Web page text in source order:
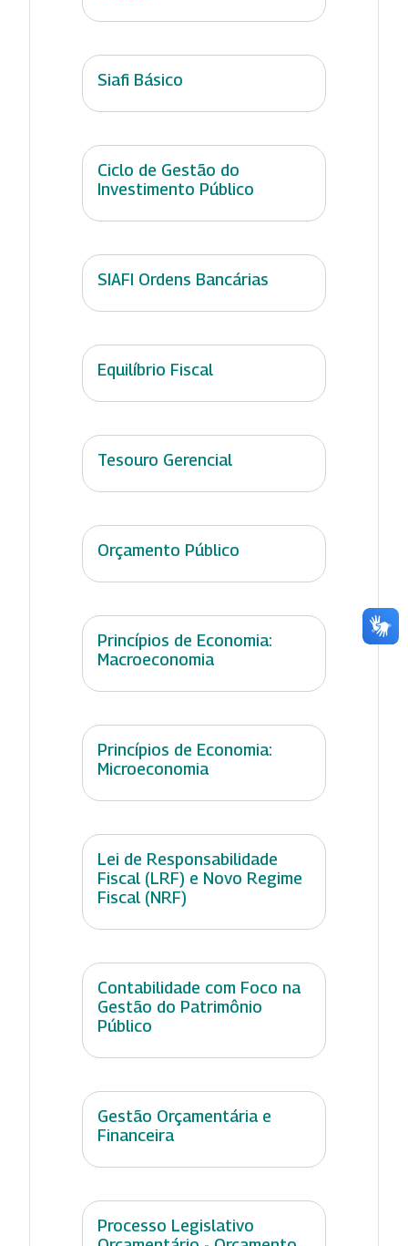
Siafi Básico
Ciclo de Gestão do
Investimento Público
SIAFI Ordens Bancárias
Equilíbrio Fiscal
Tesouro Gerencial
Orçamento Público
Princípios de Economia:
Macroeconomia
Princípios de Economia:
Microeconomia
Lei de Responsabilidade
Fiscal (LRF) e Novo Regime
Fiscal (NRF)
Contabilidade com Foco na
Gestão do Patrimônio
Público
Gestão Orçamentária e
Financeira
Processo Legislativo